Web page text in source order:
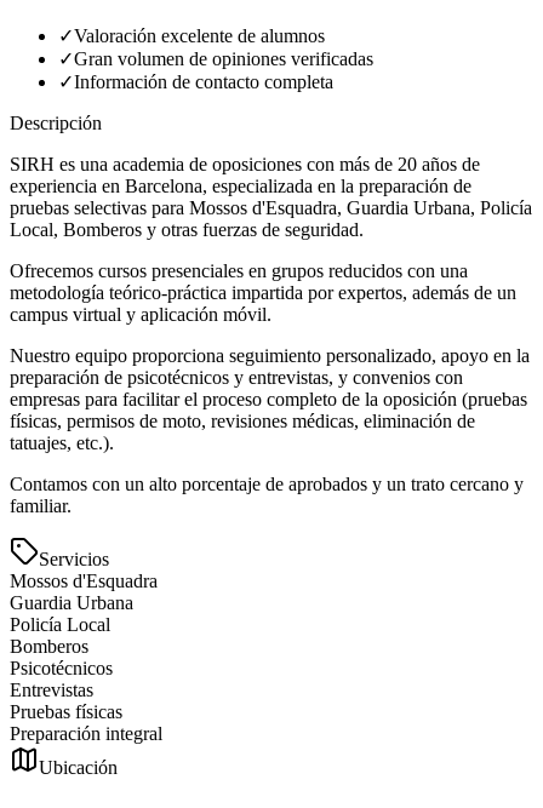
✓Valoración excelente de alumnos
✓Gran volumen de opiniones verificadas
✓Información de contacto completa
Descripción
SIRH es una academia de oposiciones con más de 20 años de
experiencia en Barcelona, especializada en la preparación de
pruebas selectivas para Mossos d'Esquadra, Guardia Urbana, Policía
Local, Bomberos y otras fuerzas de seguridad.
Ofrecemos cursos presenciales en grupos reducidos con una
metodología teórico-práctica impartida por expertos, además de un
campus virtual y aplicación móvil.
Nuestro equipo proporciona seguimiento personalizado, apoyo en la
preparación de psicotécnicos y entrevistas, y convenios con
empresas para facilitar el proceso completo de la oposición (pruebas
físicas, permisos de moto, revisiones médicas, eliminación de
tatuajes, etc.).
Contamos con un alto porcentaje de aprobados y un trato cercano y
familiar.
Servicios
Mossos d'Esquadra
Guardia Urbana
Policía Local
Bomberos
Psicotécnicos
Entrevistas
Pruebas físicas
Preparación integral
Ubicación